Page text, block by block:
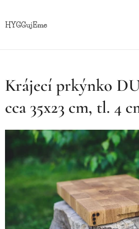
HYGGujEme
Krájecí prkýnko
cca 35x23 cm, tl. 4